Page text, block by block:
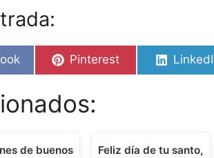
Share
Pinterest
Share
de buenos
Feliz día de tu santo,